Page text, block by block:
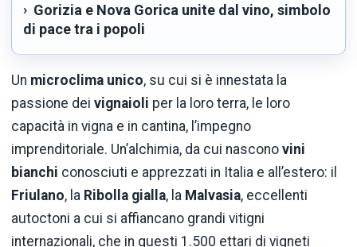
Gorizia e Nova Gorica unite dal vino, simbolo
di pace tra i popoli
Un microclima unico, su cui si è innestata la
passione dei vignaioli per la loro terra, le loro
capacità in vigna e in cantina, l’impegno
imprenditoriale. Un’alchimia, da cui nascono vini
bianchi conosciuti e apprezzati in Italia e all’estero: il
Friulano, la Ribolla gialla, la Malvasia, eccellenti
autoctoni a cui si affiancano grandi vitigni
internazionali, che in questi 1.500 ettari di vigneti